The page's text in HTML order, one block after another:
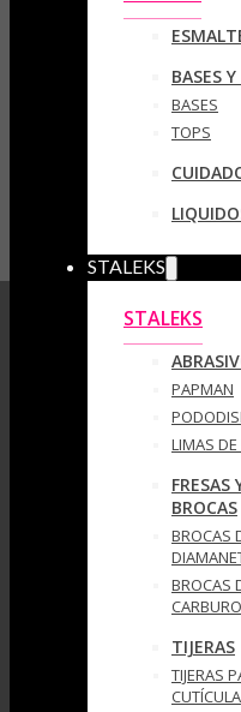
BASES
BASES
TOPS
STALEKS
STALEKS
PAPMAN
LIMAS
FRESAS
BROCAS
BROCAS
BROCAS
CARBURO
TIJERAS
TIJERAS
CUTÍCULA